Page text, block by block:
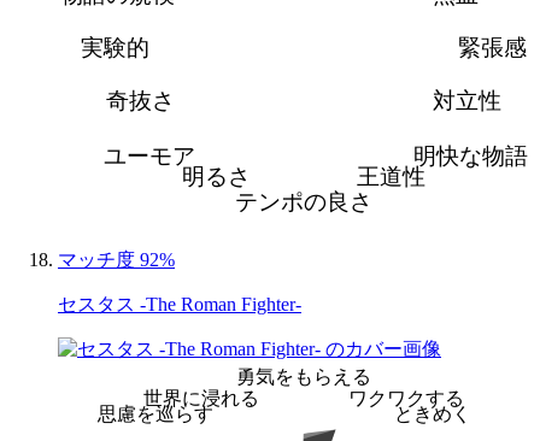
緊張感
対立性
明快な物語
王道性
テンポの良さ
明るさ
ユーモア
奇抜さ
実験的
マッチ度 92%
セスタス -The Roman Fighter-
勇気をもらえる
ワクワクする
ときめく
思慮を巡らす
世界に浸れる